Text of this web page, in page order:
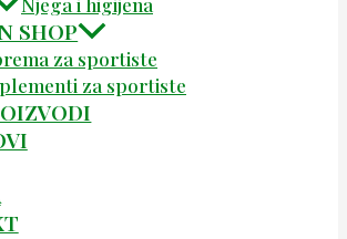
SHOP
za sportiste
za sportiste